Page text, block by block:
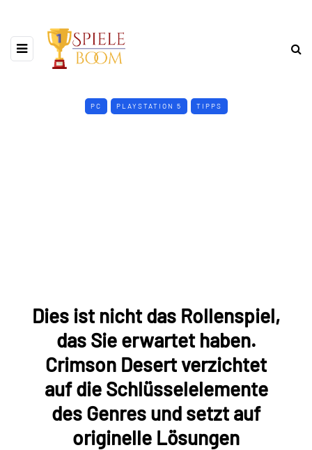
PC PLAYSTATION 5 TIPPS
Dies ist nicht das Rollenspiel,
das Sie erwartet haben.
Crimson Desert verzichtet
auf die Schlüsselelemente
des Genres und setzt auf
originelle Lösungen